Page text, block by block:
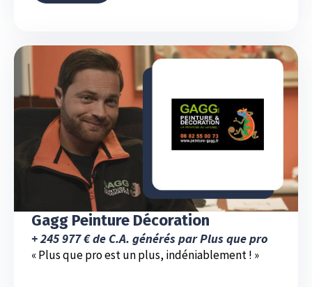
Gagg Peinture Décoration
+ 245 977 € de C.A. générés par Plus que pro
« Plus que pro est un plus, indéniablement ! »